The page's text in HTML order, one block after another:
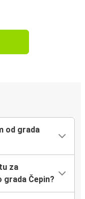
od grada
za
grada Čepin?